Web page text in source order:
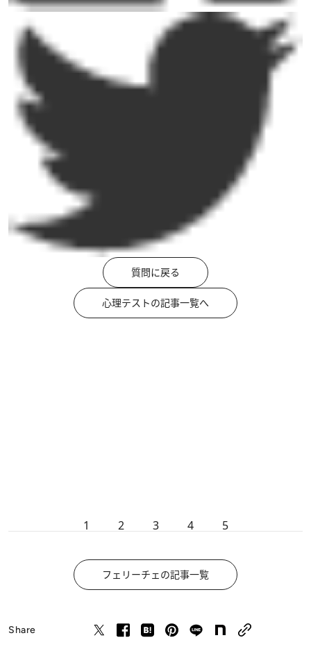
質問に戻る
心理テストの記事一覧へ
1 2 3 4 5
フェリーチェの記事一覧
Share